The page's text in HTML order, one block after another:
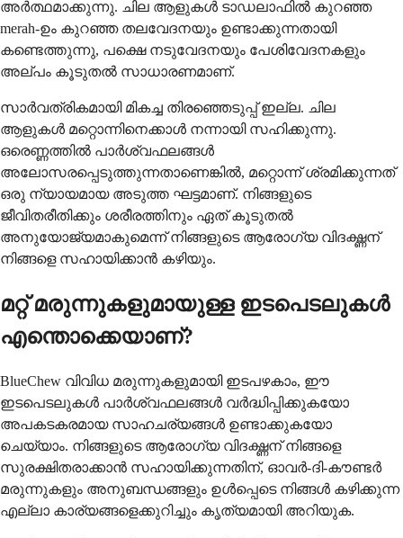
അർത്ഥമാക്കുന്നു. ചില ആളുകൾ ടാഡലാഫിൽ കുറഞ്ഞ
merah-ഉം കുറഞ്ഞ തലവേദനയും ഉണ്ടാക്കുന്നതായി
കണ്ടെത്തുന്നു, പക്ഷെ നടുവേദനയും പേശിവേദനകളും
അല്പം കൂടുതൽ സാധാരണമാണ്.
സാർവത്രികമായി മികച്ച തിരഞ്ഞെടുപ്പ് ഇല്ല. ചില
ആളുകൾ മറ്റൊന്നിനെക്കാൾ നന്നായി സഹിക്കുന്നു.
ഒരെണ്ണത്തിൽ പാർശ്വഫലങ്ങൾ
അലോസരപ്പെടുത്തുന്നതാണെങ്കിൽ, മറ്റൊന്ന് ശ്രമിക്കുന്നത്
ഒരു ന്യായമായ അടുത്ത ഘട്ടമാണ്. നിങ്ങളുടെ
ജീവിതരീതിക്കും ശരീരത്തിനും ഏത് കൂടുതൽ
അനുയോജ്യമാകുമെന്ന് നിങ്ങളുടെ ആരോഗ്യ വിദഗ്ദ്ധന്
നിങ്ങളെ സഹായിക്കാൻ കഴിയും.
മറ്റ് മരുന്നുകളുമായുള്ള ഇടപെടലുകൾ
എന്തൊക്കെയാണ്?
BlueChew വിവിധ മരുന്നുകളുമായി ഇടപഴകാം, ഈ
ഇടപെടലുകൾ പാർശ്വഫലങ്ങൾ വർദ്ധിപ്പിക്കുകയോ
അപകടകരമായ സാഹചര്യങ്ങൾ ഉണ്ടാക്കുകയോ
ചെയ്യാം. നിങ്ങളുടെ ആരോഗ്യ വിദഗ്ദ്ധന് നിങ്ങളെ
സുരക്ഷിതരാക്കാൻ സഹായിക്കുന്നതിന്, ഓവർ-ദി-കൗണ്ടർ
മരുന്നുകളും അനുബന്ധങ്ങളും ഉൾപ്പെടെ നിങ്ങൾ കഴിക്കുന്ന
എല്ലാ കാര്യങ്ങളെക്കുറിച്ചും കൃത്യമായി അറിയുക.